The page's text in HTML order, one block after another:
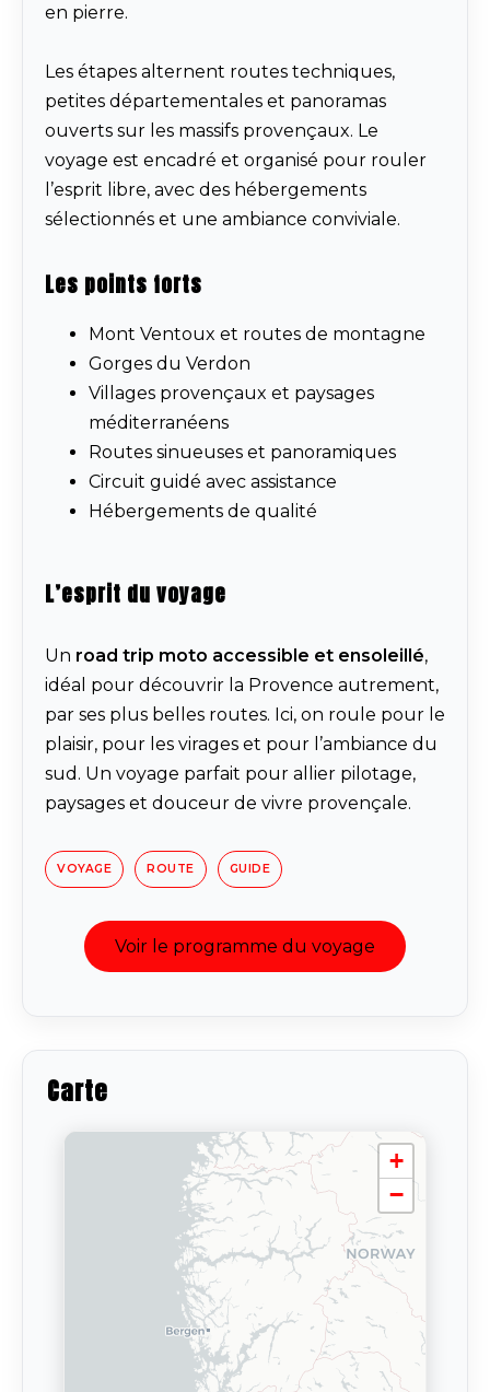
en pierre.
Les étapes alternent routes techniques,
petites départementales et panoramas
ouverts sur les massifs provençaux. Le
voyage est encadré et organisé pour rouler
l’esprit libre, avec des hébergements
sélectionnés et une ambiance conviviale.
Les points forts
Mont Ventoux et routes de montagne
Gorges du Verdon
Villages provençaux et paysages
méditerranéens
Routes sinueuses et panoramiques
Circuit guidé avec assistance
Hébergements de qualité
L’esprit du voyage
Un road trip moto accessible et ensoleillé,
idéal pour découvrir la Provence autrement,
par ses plus belles routes. Ici, on roule pour le
plaisir, pour les virages et pour l’ambiance du
sud. Un voyage parfait pour allier pilotage,
paysages et douceur de vivre provençale.
VOYAGE ROUTE GUIDE
Voir le programme du voyage
Carte
+
−